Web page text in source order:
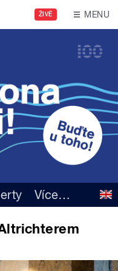
ŽIVĚ MENU
Více…